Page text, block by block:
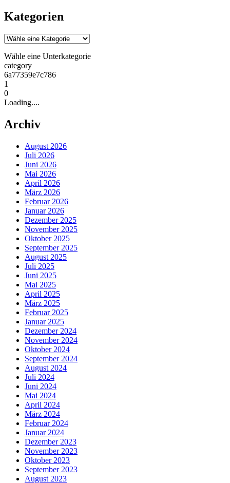
Kategorien
Wähle eine Unterkategorie
category
6a77359e7c786
1
0
Loading....
Archiv
August 2026
Juli 2026
Juni 2026
Mai 2026
April 2026
März 2026
Februar 2026
Januar 2026
Dezember 2025
November 2025
Oktober 2025
September 2025
August 2025
Juli 2025
Juni 2025
Mai 2025
April 2025
März 2025
Februar 2025
Januar 2025
Dezember 2024
November 2024
Oktober 2024
September 2024
August 2024
Juli 2024
Juni 2024
Mai 2024
April 2024
März 2024
Februar 2024
Januar 2024
Dezember 2023
November 2023
Oktober 2023
September 2023
August 2023